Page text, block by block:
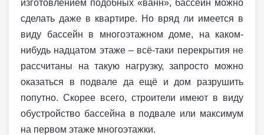
изготовлением подобных «ванн», бассейн можно
сделать даже в квартире. Но вряд ли имеется в
виду бассейн в многоэтажном доме, на каком-
нибудь надцатом этаже – всё-таки перекрытия не
рассчитаны на такую нагрузку, запросто можно
оказаться в подвале да ещё и дом разрушить
попутно. Скорее всего, строители имеют в виду
обустройство бассейна в подвале или максимум
на первом этаже многоэтажки.